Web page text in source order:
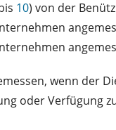
10) von der
wenn der
oder Verfügung